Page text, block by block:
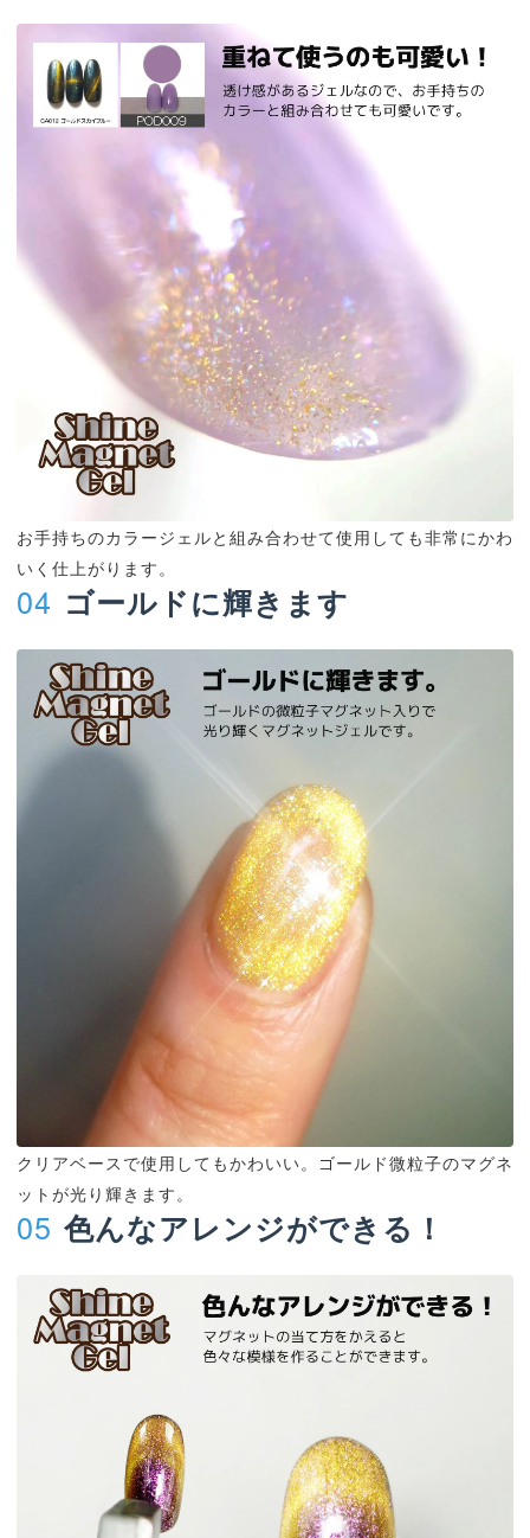
お手持ちのカラージェルと組み合わせて使用しても非常にかわ
いく仕上がります。
04 ゴールドに輝きます
クリアベースで使用してもかわいい。ゴールド微粒子のマグネ
ットが光り輝きます。
05 色んなアレンジができる！